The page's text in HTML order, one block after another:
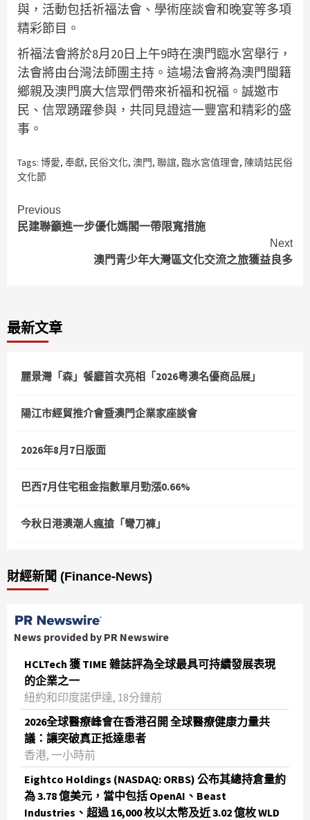
與，活動包括祈福法會、學術座談會和晚宴等多項
精彩節目。
祈福法會將於8月20日上午9時在澳門臨水宮舉行，
法會將由台灣法師團主持。這場法會將為澳門閩籍
鄉親及澳門廣大信眾們帶來祈福和祝福。誠邀市
民、信眾踴躍參與，共同見證這一豐富和精彩的盛
事。
Tags: 博愛, 奉獻, 民俗文化, 澳門, 聯誼, 臨水宮值理會, 陳靖姑民俗
文化節
Continue
Reading
Previous
民建聯籲進一步優化媽閣一帶限寬措施
Next
澳門青少年大灣區文化交流之旅獲益良多
最新文章
麗景灣「森」餐廳首次亮相「2026粵澳名優商品展」
陽江市經貿推介會暨澳門企業家座談會
2026年8月7日版面
巴西7月住宅租金指數單月勁漲0.66%
今秋日港澳潮人瘋搶「彎刀褲」
財經新聞 (Finance-News)
News provided by PR Newswire
HCLTech 獲 TIME 雜誌評為全球最具可持續發展表現
的企業之一
紐約和印度諾伊達, 18分鐘前
2026全球醫療峰會在香港召開 全球醫療健康力量共
議：讓突破真正抵達患者
香港, 一小時前
Eightco Holdings (NASDAQ: ORBS) 公布其總持倉量約
為 3.78 億美元，當中包括 OpenAI、Beast
Industries、超過 16,000 枚以太幣及近 3.02 億枚 WLD